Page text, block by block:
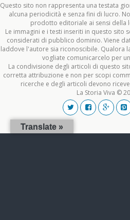
Questo sito non rappresenta una testata
alcuna periodicità e senza fini di lucro.
prodotto editoriale ai sensi della
Le immagini e i testi inseriti in questo sito
considerati di pubblico dominio. Viene
laddove l'autore sia riconoscibile. Qualora
vogliate comunicarcelo per
La condivisione degli articoli di questo
corretta attribuzione e non per scopi
ricerche e degli articoli devono
La Storia Viva ©
Translate »